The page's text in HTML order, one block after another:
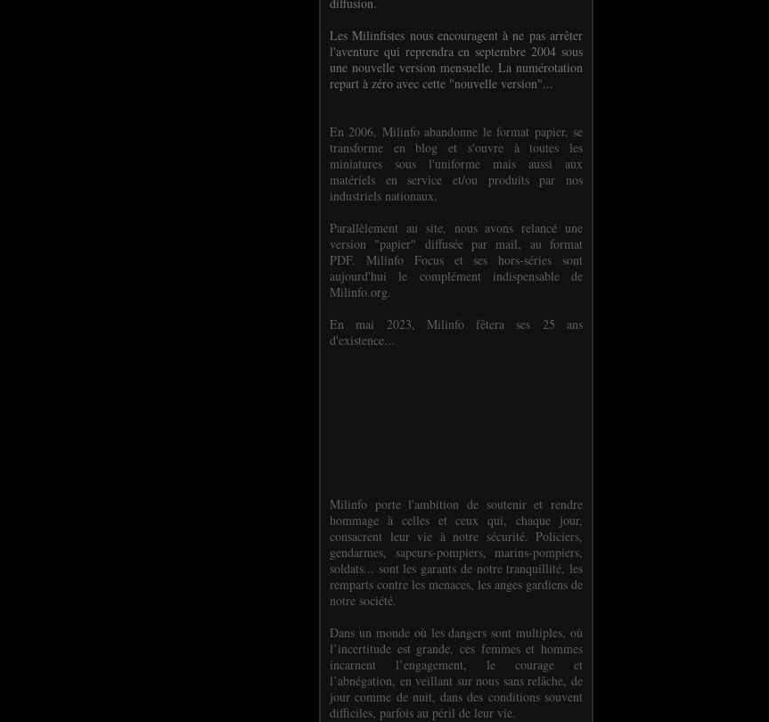
Les Milinfistes nous encouragent à ne pas arrêter
l'aventure qui reprendra en septembre 2004 sous
une nouvelle version mensuelle. La numérotation
repart à zéro avec cette "nouvelle version"...
En 2006, Milinfo abandonne le format papier, se
transforme en blog et s'ouvre à toutes les
miniatures sous l'uniforme mais aussi aux
matériels en service et/ou produits par nos
industriels nationaux.
Parallèlement au site, nous avons relancé une
version "papier" diffusée par mail, au format
PDF. Milinfo Focus et ses hors-séries sont
aujourd'hui le complément indispensable de
Milinfo.org.
En mai 2023, Milinfo fêtera ses 25 ans
d'existence...
Milinfo porte l'ambition de soutenir et rendre
hommage à celles et ceux qui, chaque jour,
consacrent leur vie à notre sécurité. Policiers,
gendarmes, sapeurs-pompiers, marins-pompiers,
soldats... sont les garants de notre tranquillité, les
remparts contre les menaces, les anges gardiens de
notre société.
Dans un monde où les dangers sont multiples, où
l’incertitude est grande, ces femmes et hommes
incarnent l’engagement, le courage et
l’abnégation, en veillant sur nous sans relâche, de
jour comme de nuit, dans des conditions souvent
difficiles, parfois au péril de leur vie.